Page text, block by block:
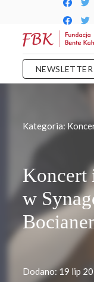
NEWSLETTER
Kategoria:
Koncert
w
Dodano:19 lip